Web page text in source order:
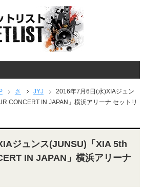
さ JYJ
2016年7月6日(水)XIAジュン
CONCERT IN JAPAN」横浜アリーナ セットリ
ジュンス(JUNSU)「XIA 5th
IN JAPAN」横浜アリーナ